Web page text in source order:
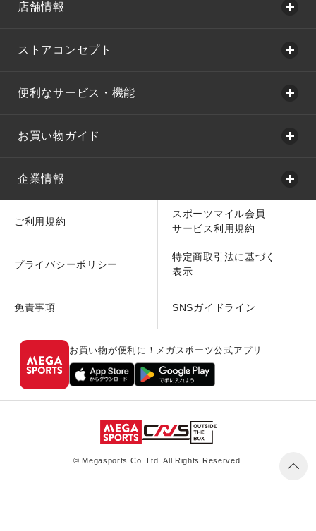
店舗情報
ストアコンセプト
便利なサービス・機能
お買い物ガイド
企業情報
ご利用規約
スポーツマイル会員
サービス利用規約
プライバシーポリシー
特定商取引法に基づく
表示
免責事項 SNSガイドライン
お買い物が便利に！メガスポーツ公式アプリ
© Megasports Co. Ltd. All Rights Reserved.